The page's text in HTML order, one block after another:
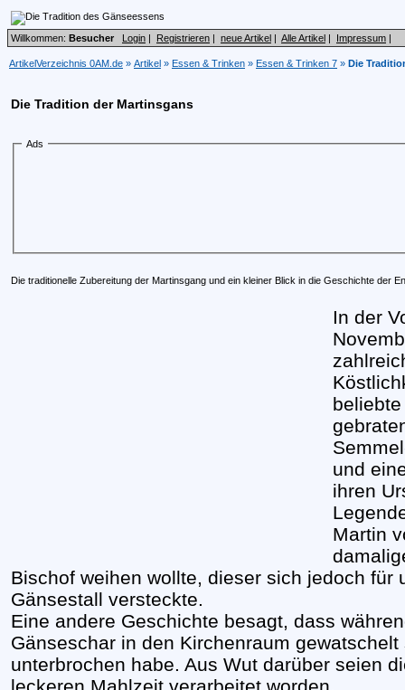
Willkommen: Besucher Login | Registrieren | neue Artikel | Alle Artikel | Impressum |
ArtikelVerzeichnis 0AM.de » Artikel » Essen & Trinken » Essen & Trinken 7 » Die
Die Tradition der Martinsgans
Ads
Die traditionelle Zubereitung der Martinsgang und ein kleiner Blick in die Geschichte der
In der
und
ihren
Martin
Bischof weihen wollte, dieser sich jedoch für
Gänsestall versteckte.
Eine andere Geschichte besagt, dass
Gänseschar in den Kirchenraum
unterbrochen habe. Aus Wut darüber seien
leckeren Mahlzeit verarbeitet worden.